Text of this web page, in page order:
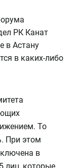
РК Канат
в Астану
в каких-либо
То
При этом
в